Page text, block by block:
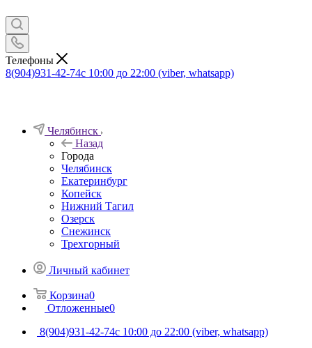
Телефоны
8(904)931-42-74с 10:00 до 22:00 (viber, whatsapp)
Челябинск
Назад
Города
Челябинск
Екатеринбург
Копейск
Нижний Тагил
Озерск
Снежинск
Трехгорный
Личный кабинет
Корзина0
Отложенные0
8(904)931-42-74с 10:00 до 22:00 (viber, whatsapp)